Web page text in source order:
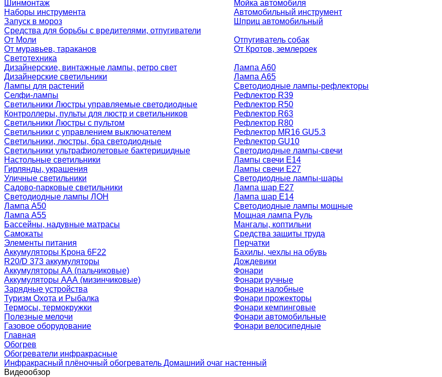
Шинмонтаж
Наборы инструмента
Запуск в мороз
Мойка автомобиля
Автомобильный инструмент
Шприц автомобильный
Средства для борьбы с вредителями, отпугиватели
От Моли
От муравьев, тараканов
Отпугиватель собак
От Кротов, землероек
Светотехника
Дизайнерские, винтажные лампы, ретро свет
Дизайнерские светильники
Лампы для растений
Селфи-лампы
Светильники Люстры управляемые светодиодные
Контроллеры, пульты для люстр и светильников
Светильники Люстры с пультом
Светильники с управлением выключателем
Светильники, люстры, бра светодиодные
Светильники ультрафиолетовые бактерицидные
Настольные светильники
Гирлянды, украшения
Уличные светильники
Садово-парковые светильники
Светодиодные лампы ЛОН
Лампа A50
Лампа A55
Лампа A60
Лампа A65
Светодиодные лампы-рефлекторы
Рефлектор R39
Рефлектор R50
Рефлектор R63
Рефлектор R80
Рефлектор MR16 GU5.3
Рефлектор GU10
Светодиодные лампы-свечи
Лампы свечи Е14
Лампы свечи Е27
Светодиодные лампы-шары
Лампа шар E27
Лампа шар Е14
Светодиодные лампы мощные
Мощная лампа Руль
Бассейны, надувные матрасы
Самокаты
Элементы питания
Аккумуляторы Kрона 6F22
R20/D 373 аккумуляторы
Аккумуляторы AA (пальчиковые)
Аккумуляторы AAA (мизинчиковые)
Зарядные устройства
Туризм Охота и Рыбалка
Термосы, термокружки
Полезные мелочи
Газовое оборудование
Мангалы, коптильни
Средства защиты труда
Перчатки
Бахилы, чехлы на обувь
Дождевики
Фонари
Фонари ручные
Фонари налобные
Фонари прожекторы
Фонари кемпинговые
Фонари автомобильные
Фонари велосипедные
Главная
Обогрев
Обогреватели инфракрасные
Инфракрасный плёночный обогреватель Домашний очаг настенный
Видеообзор